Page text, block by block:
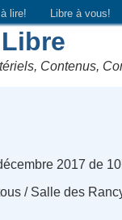
à lire! Libre à vous!
Contenus,
2017 de
/ Salle des